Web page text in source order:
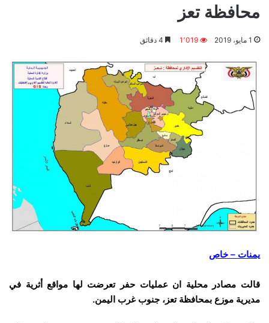
محافظة تعز
1 مايو، 2019 1٬019
يمنات – خاص
قالت مصادر محلية ان عمليات حفر تعرضت لها مواقع أثرية في
مديرية موزع بمحافظة تعز، جنوب غرب اليمن.